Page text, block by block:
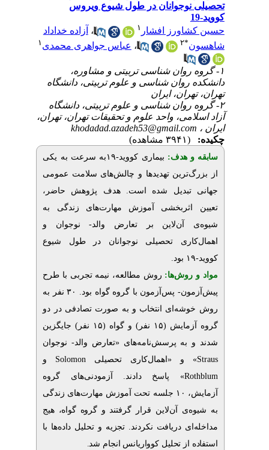
تحصیلی نوجوانان در طول شیوع ویروس
کووید-19
حسین کشاورز افشار۱ ،آزاده خداداد
شاهسون * ۲ ،عباس جواهری محمدی
۱- گروه روان شناسی تربیتی و مشاوره،
دانشکده روان شناسی و علوم تربیتی، دانشگاه
تهران، تهران، ایران
۲- گروه روان شناسی و علوم تربیتی، دانشگاه
آزاد اسلامی، واحد علوم و تحقیقات تهران، تهران،
ایران ، khodadad.azadeh53@gmail.com
چکیده:
سابقه و هدف:
بیماری کووید-۱۹به سرعت به یکی
از بزرگ‌ترین تهدیدها و چالش‌های سلامت عمومی
جهانی تبدیل شده است. هدف پژوهش حاضر،
تعیین اثربخشی آموزش مهارت‌های زندگی به
شیوه‌ی آن‌لاین بر تعارض والد- نوجوان و
اهمال‌کاری
تحصیلی نوجوانان در طول شیوع
کووید-۱۹
بود.
مواد و روش‌‌ها: روش مطالعه، نیمه تجربی با طرح
پیش‌آزمون- پس‌آزمون با گروه گواه بود. ۳۰ نفر به
روش خوشه‌ای انتخاب و به صورت تصادفی در دو
گروه آزمایش (۱۵ نفر) و گواه (۱۵ نفر) جایگزین
شدند و به پرسش‌نامه‌های «تعارضوالد- نوجوان
Straus» و «اهمال‌کاری تحصیلیSolomonو
Rothblum» پاسخ دادند. آزمودنی‌های گروه
آزمایش، ۱۰ جلسه تحت آموزش مهارت‌های زندگی
به شیوه‌ی آن‌لاین قرار گرفتندو گروه گواه، هیج‌
مداخله‌ای دریافت نکردند. تجزیه و تحلیل داده‌ها با
استفاده ازتحلیل کوواریانس انجام شد.